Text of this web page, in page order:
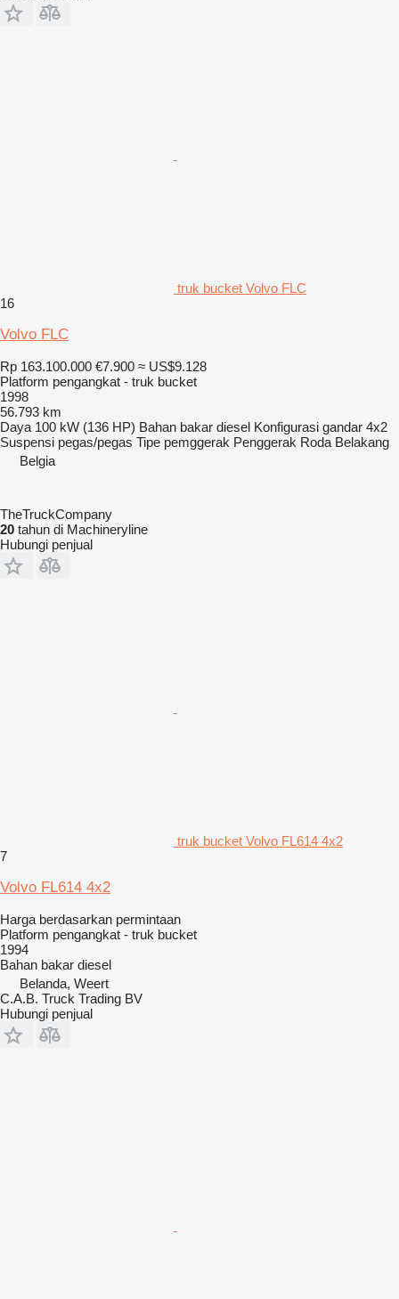
truk bucket Volvo FLC
16
Volvo FLC
Rp 163.100.000 €7.900 ≈ US$9.128
Platform pengangkat - truk bucket
1998
56.793 km
Daya 100 kW (136 HP) Bahan bakar diesel Konfigurasi gandar 4x2
Suspensi pegas/pegas Tipe pemggerak Penggerak Roda Belakang
Belgia
TheTruckCompany
20 tahun di Machineryline
Hubungi penjual
truk bucket Volvo FL614 4x2
7
Volvo FL614 4x2
Harga berdasarkan permintaan
Platform pengangkat - truk bucket
1994
Bahan bakar diesel
Belanda, Weert
C.A.B. Truck Trading BV
Hubungi penjual